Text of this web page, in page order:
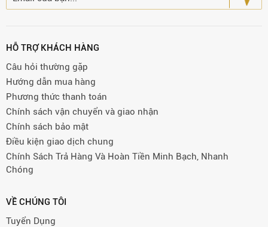
HỖ TRỢ KHÁCH HÀNG
Câu hỏi thường gặp
Hướng dẫn mua hàng
Phương thức thanh toán
Chính sách vận chuyển và giao nhận
Chính sách bảo mật
Điều kiện giao dịch chung
Chính Sách Trả Hàng Và Hoàn Tiền Minh Bạch, Nhanh
Chóng
VỀ CHÚNG TÔI
Tuyển Dụng